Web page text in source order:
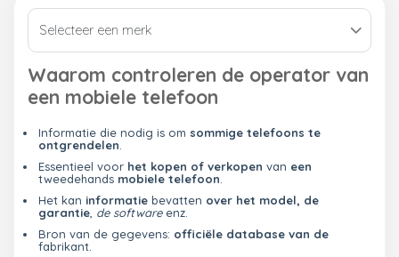
Waarom controleren de operator van
een mobiele telefoon
Informatie die nodig is om sommige telefoons te
ontgrendelen
Essentieel voor het kopen of verkopen van een
tweedehands mobiele telefoon
Het kan informatie bevatten over het model, de
garantie de softwareenz.
Bron van de gegevens: officiële database van de
fabrikant.